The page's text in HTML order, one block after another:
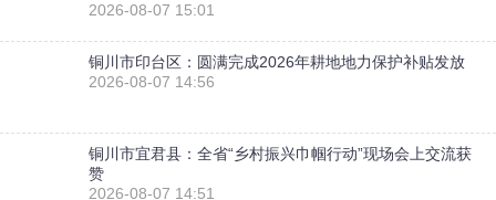
2026-08-07 15:01
铜川市印台区：圆满完成2026年耕地地力保护补贴发放
2026-08-07 14:56
铜川市宜君县：全省“乡村振兴巾帼行动”现场会上交流获
赞
2026-08-07 14:51